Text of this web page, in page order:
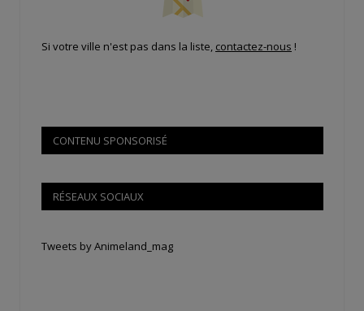
Si votre ville n'est pas dans la liste, contactez-nous !
CONTENU SPONSORISÉ
RÉSEAUX SOCIAUX
Tweets by Animeland_mag